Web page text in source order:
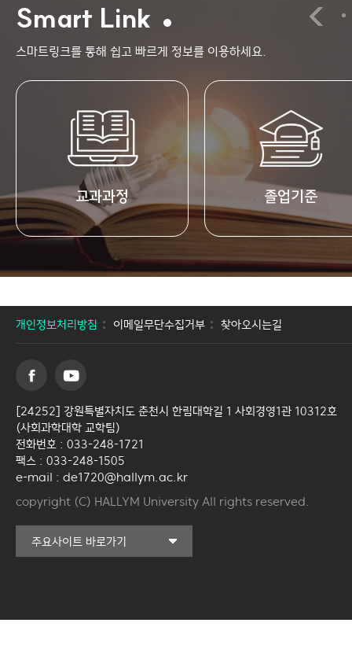
Smart Link
스마트링크를 통해 쉽고 빠르게 정보를 이용하세요.
교과과정 졸업기준
개인정보처리방침 이메일무단수집거부 찾아오시는길
[24252] 강원특별자치도 춘천시 한림대학길 1 사회경영1관 10312호
(사회과학대학 교학팀)
전화번호 : 033-248-1721
팩스 : 033-248-1505
e-mail : de1720@hallym.ac.kr
copyright (C) HALLYM University All rights reserved.
주요사이트 바로가기
커뮤니티교육원
국제학생증신청